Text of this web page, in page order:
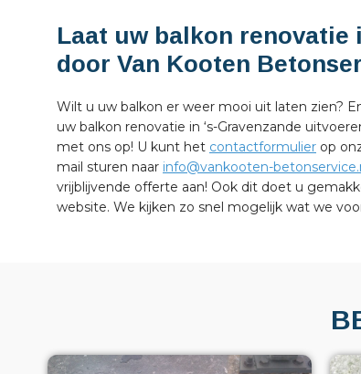
Laat uw balkon renovatie
door Van Kooten
Wilt u uw balkon er weer mooi uit laten zien?
uw balkon renovatie in ‘s-Gravenzande
met ons op! U kunt het contactformulier op
mail sturen naar info@vankooten-
vrijblijvende offerte aan! Ook dit doet u
website. We kijken zo snel mogelijk wat we